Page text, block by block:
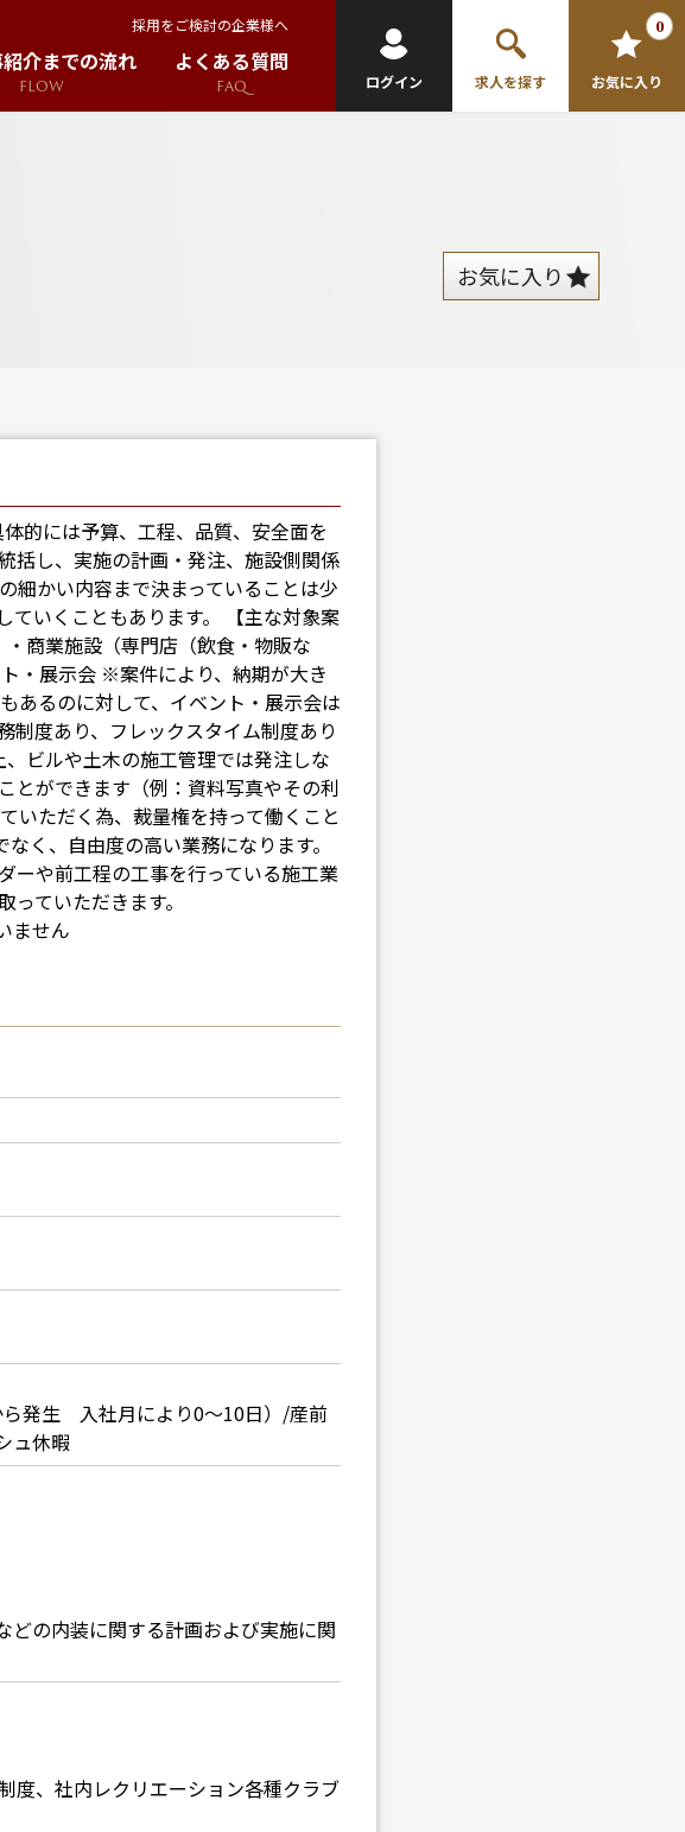
採用をご検討の企業様へ
介までの流れ
FLOW
よくある質問
FAQ ログイン 求人を探す お気に入り
0
お気に入り
的には予算、工程、品質、安全面を
括し、実施の計画・発注、施設側関係
細かい内容まで決まっていることは少
ていくこともあります。 【主な対象案
商業施設（専門店（飲食・物販な
・展示会 ※案件により、納期が大き
あるのに対して、イベント・展示会は
制度あり、フレックスタイム制度あり
ビルや土木の施工管理では発注しな
とができます（例：資料写真やその利
いただく為、裁量権を持って働くこと
く、自由度の高い業務になります。
ーや前工程の工事を行っている施工業
ていただきます。
ません
ら発生 入社月により0～10日）/産前
ュ休暇
どの内装に関する計画および実施に関
度、社内レクリエーション各種クラブ